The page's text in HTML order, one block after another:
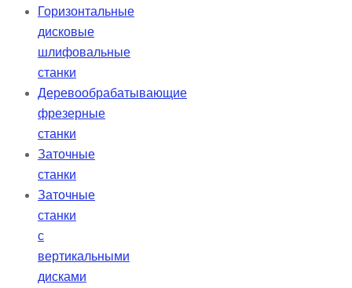
Горизонтальные
дисковые
шлифовальные
станки
Деревообрабатывающие
фрезерные
станки
Заточные
станки
Заточные
станки
с
вертикальными
дисками